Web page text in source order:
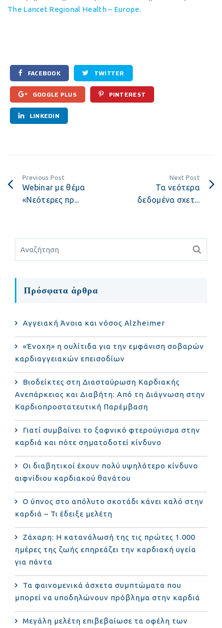
The Lancet Regional Health – Europe.
FACEBOOK TWITTER
GOOGLE PLUS PINTEREST
LINKEDIN
Previous Post
Webinar με θέμα
«Νεότερες πρ...
Next Post
Τα νεότερα
δεδομένα σχετ...
Πρόσφατα άρθρα
Αγγειακή Άνοια και νόσος Alzheimer
«Ένοχη» η ουλίτιδα για την εμφάνιση σοβαρών
καρδιαγγειακών επεισοδίων
Βιοδείκτες στη Διασταύρωση Καρδιακής
Ανεπάρκειας και Διαβήτη: Από τη Διάγνωση στην
Καρδιοπροστατευτική Παρέμβαση
Γιατί συμβαίνει το ξαφνικό φτερούγισμα στην
καρδιά και πότε σηματοδοτεί κίνδυνο
Οι διαβητικοί έχουν πολύ υψηλότερο κίνδυνο
αιφνίδιου καρδιακού θανάτου
Ο ύπνος στο απόλυτο σκοτάδι κάνει καλό στην
καρδιά – Τι έδειξε μελέτη
Ζάχαρη: Η κατανάλωσή της τις πρώτες 1.000
ημέρες της ζωής επηρεάζει την καρδιακή υγεία
για πάντα
Τα φαινομενικά άσχετα συμπτώματα που
μπορεί να υποδηλώνουν πρόβλημα στην καρδιά
Μεγάλη μελέτη επιβεβαίωσε τα οφέλη των